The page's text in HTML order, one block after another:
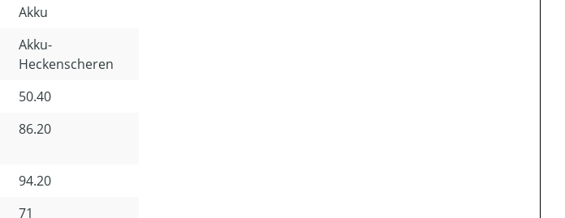
Akku
Akku-
Heckenscheren
50.40
86.20
94.20
71